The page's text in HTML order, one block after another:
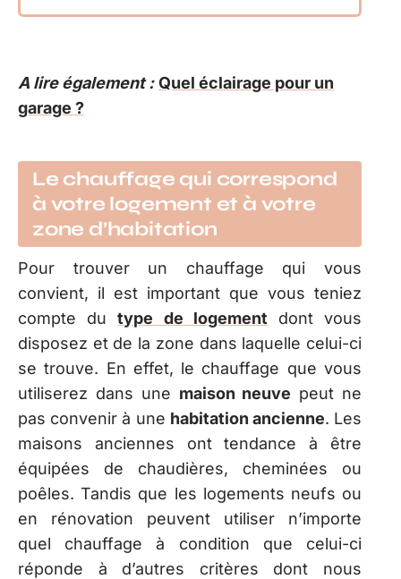
A lire également : Quel éclairage pour un
garage ?
Le chauffage qui correspond
à votre logement et à votre
zone d’habitation
Pour trouver un chauffage qui vous
convient, il est important que vous teniez
compte dutype de logement dont vous
disposez et de la zone dans laquelle celui-ci
se trouve. En effet, le chauffage que vous
utiliserez dans une maison neuve peut ne
pas convenir à une habitation ancienne. Les
maisons anciennes ont tendance à être
équipées de chaudières, cheminées ou
poêles. Tandis que les logements neufs ou
en rénovation peuvent utiliser n’importe
quel chauffage à condition que celui-ci
réponde à d’autres critères dont nous